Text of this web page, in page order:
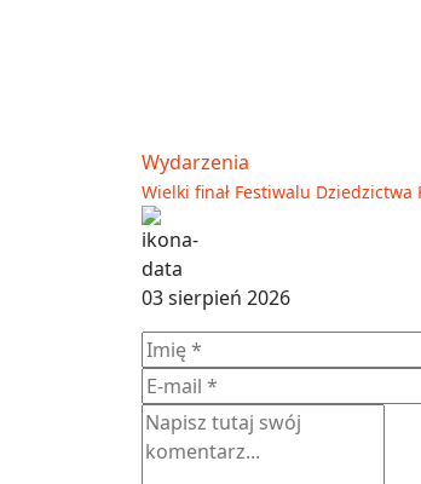
Wydarzenia
Wielki finał Festiwalu Dziedzictwa
03 sierpień 2026